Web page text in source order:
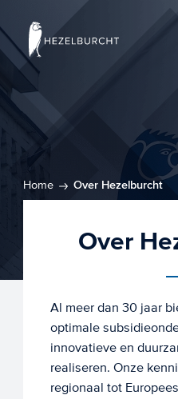
Home Over Hezelburcht
Over
Al meer dan 30 jaar
optimale
innovatieve en
realiseren. Onze
regionaal tot